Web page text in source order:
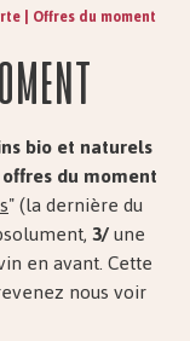
| Offres du moment
bio et naturels
offres du moment
" (la dernière du
3/une
en avant. Cette
nous voir